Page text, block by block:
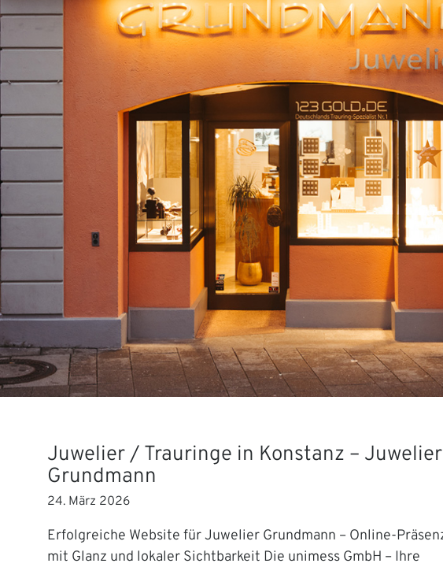
Juwelier / Trauringe in Konstanz – Juwelier
Grundmann
24. März 2026
Erfolgreiche Website für Juwelier Grundmann – Online-
mit Glanz und lokaler Sichtbarkeit Die unimess GmbH – Ihre